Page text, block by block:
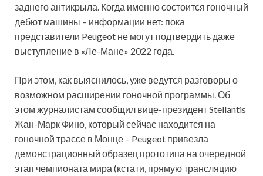
заднего антикрыла. Когда именно состоится гоночный
дебют машины – информации нет: пока
представители Peugeot не могут подтвердить даже
выступление в «Ле-Мане» 2022 года.
При этом, как выяснилось, уже ведутся разговоры о
возможном расширении гоночной программы. Об
этом журналистам сообщил вице-президент Stellantis
Жан-Марк Фино, который сейчас находится на
гоночной трассе в Монце – Peugeot привезла
демонстрационный образец прототипа на очередной
этап чемпионата мира (кстати, прямую трансляцию